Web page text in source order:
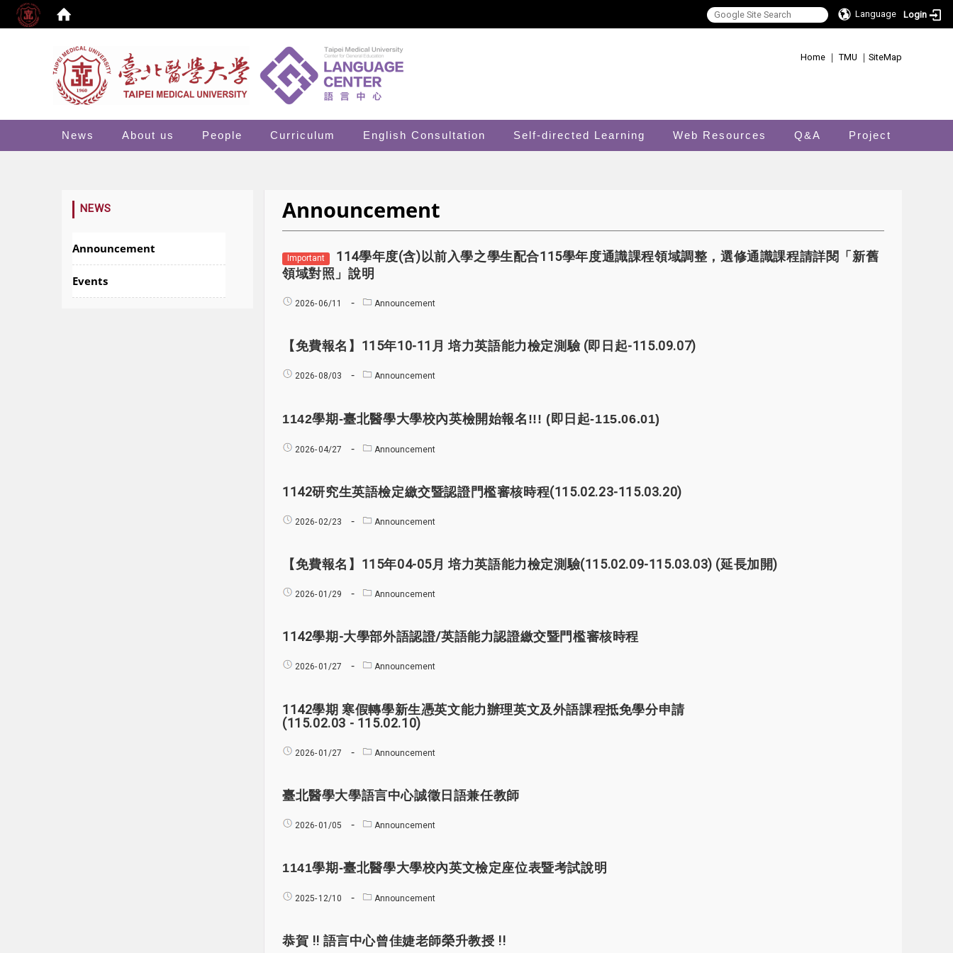
Language Login
Home ｜ TMU ｜ SiteMap
News About us People Curriculum English Consultation Self-directed Learning Web Resources Q&A Project
NEWS
Announcement
Events
Announcement
Important
114學年度(含)以前入學之學生配合115學年度通識課程領域調整，選修通識課程請詳閱「新舊
領域對照」說明
2026-06/11 Announcement
【免費報名】115年10-11月 培力英語能力檢定測驗 (即日起-115.09.07)
2026-08/03 Announcement
1142學期-臺北醫學大學校內英檢開始報名!!! (即日起-115.06.01)
2026-04/27 Announcement
1142研究生英語檢定繳交暨認證門檻審核時程(115.02.23-115.03.20)
2026-02/23 Announcement
【免費報名】115年04-05月 培力英語能力檢定測驗(115.02.09-115.03.03) (延長加開)
2026-01/29 Announcement
1142學期-大學部外語認證/英語能力認證繳交暨門檻審核時程
2026-01/27 Announcement
1142學期 寒假轉學新生憑英文能力辦理英文及外語課程抵免學分申請
(115.02.03 - 115.02.10)
2026-01/27 Announcement
臺北醫學大學語言中心誠徵日語兼任教師
2026-01/05 Announcement
1141學期-臺北醫學大學校內英文檢定座位表暨考試說明
2025- 12/10 Announcement
恭賀 !! 語言中心曾佳婕老師榮升教授 !!